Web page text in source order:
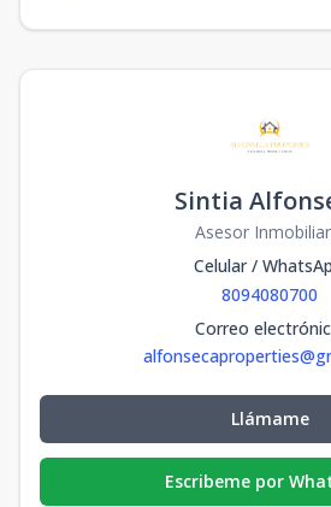
Sintia
Asesor
Celular /
8094080700
Correo
Llámame
Escribeme por